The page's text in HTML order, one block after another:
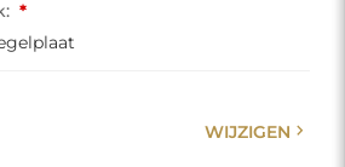
*
WIJZIGEN chevron_right